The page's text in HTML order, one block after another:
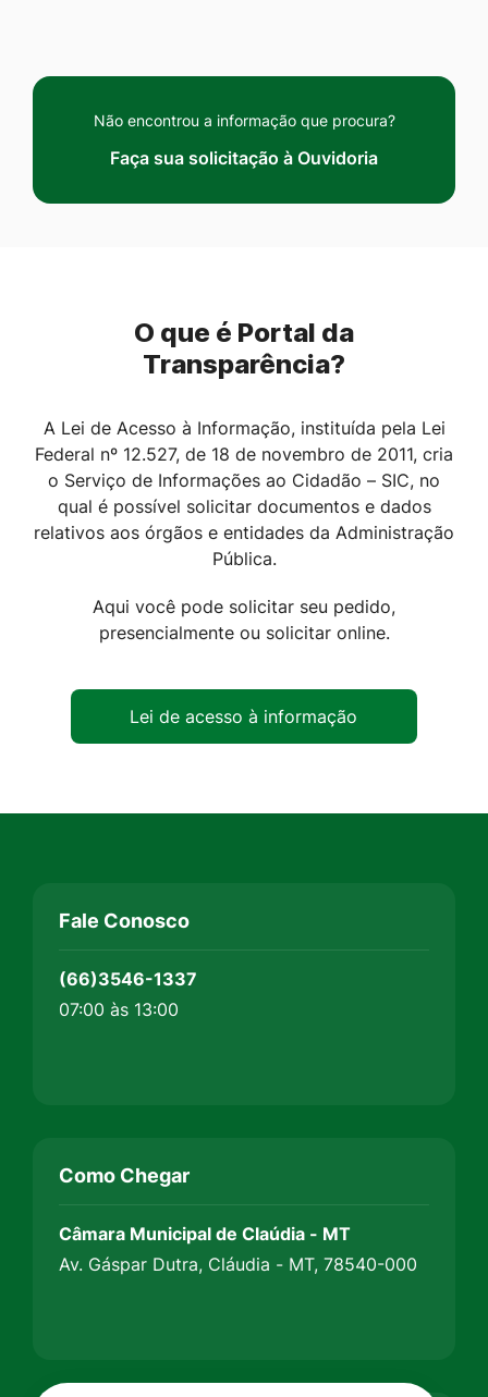
Não encontrou a informação que procura?
Faça sua solicitação à Ouvidoria
O que é Portal da
Transparência?
A Lei de Acesso à Informação, instituída pela Lei
Federal nº 12.527, de 18 de novembro de 2011, cria
o Serviço de Informações ao Cidadão – SIC, no
qual é possível solicitar documentos e dados
relativos aos órgãos e entidades da Administração
Pública.
Aqui você pode solicitar seu pedido,
presencialmente ou solicitar online.
Lei de acesso à informação
Fale Conosco
(66)3546-1337
07:00 às 13:00
Como Chegar
Câmara Municipal de Claúdia - MT
Av. Gáspar Dutra, Cláudia - MT, 78540-000